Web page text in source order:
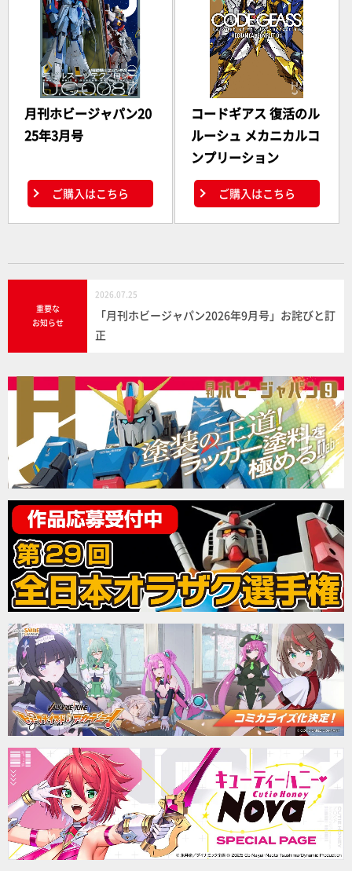
月刊ホビージャパン20
25年3月号
ご購入はこちら
コードギアス 復活のル
ルーシュ メカニカルコ
ンプリーション
ご購入はこちら
重要な
お知らせ
2026.07.25
「月刊ホビージャパン2026年9月号」お詫びと訂
正